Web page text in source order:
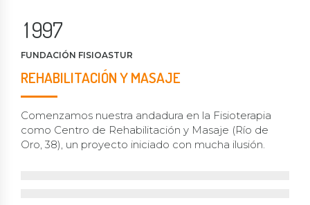
1
2
3
4
5
6
9
0
9
0
7
8
9
0
FUNDACIÓN FISIOASTUR
REHABILITACIÓN Y MASAJE
Comenzamos nuestra andadura en la Fisioterapia
como Centro de Rehabilitación y Masaje (Río de
Oro, 38), un proyecto iniciado con mucha ilusión.
0
1
2
3
0
1
2
3